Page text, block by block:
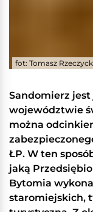
fot: Tomasz
Sandomierz
województwie
można
ŁP. W ten
jaką
Bytomia
staromiejskich,